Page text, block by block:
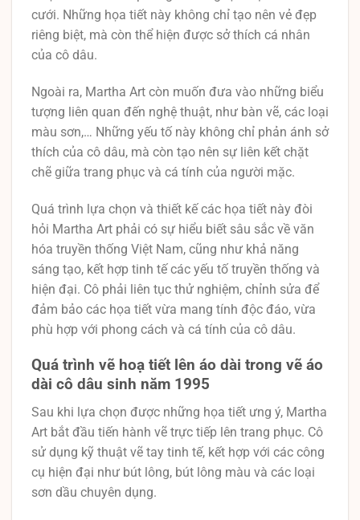
cưới. Những họa tiết này không chỉ tạo nên vẻ đẹp
riêng biệt, mà còn thể hiện được sở thích cá nhân
của cô dâu.
Ngoài ra, Martha Art còn muốn đưa vào những biểu
tượng liên quan đến nghệ thuật, như bàn vẽ, các loại
màu sơn,… Những yếu tố này không chỉ phản ánh sở
thích của cô dâu, mà còn tạo nên sự liên kết chặt
chẽ giữa trang phục và cá tính của người mặc.
Quá trình lựa chọn và thiết kế các họa tiết này đòi
hỏi Martha Art phải có sự hiểu biết sâu sắc về văn
hóa truyền thống Việt Nam, cũng như khả năng
sáng tạo, kết hợp tinh tế các yếu tố truyền thống và
hiện đại. Cô phải liên tục thử nghiệm, chỉnh sửa để
đảm bảo các họa tiết vừa mang tính độc đáo, vừa
phù hợp với phong cách và cá tính của cô dâu.
Quá trình vẽ hoạ tiết lên áo dài trong vẽ áo
dài cô dâu sinh năm 1995
Sau khi lựa chọn được những họa tiết ưng ý, Martha
Art bắt đầu tiến hành vẽ trực tiếp lên trang phục. Cô
sử dụng kỹ thuật vẽ tay tinh tế, kết hợp với các công
cụ hiện đại như bút lông, bút lông màu và các loại
sơn dầu chuyên dụng.